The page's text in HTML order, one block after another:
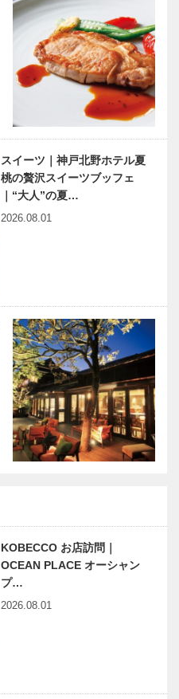
スイーツ｜神戸北野ホテル夏
桃の贅沢スイーツブッフェ
｜“大人”の夏…
2026.08.01
KOBECCO お店訪問｜
OCEAN PLACE オーシャン
プ…
2026.08.01